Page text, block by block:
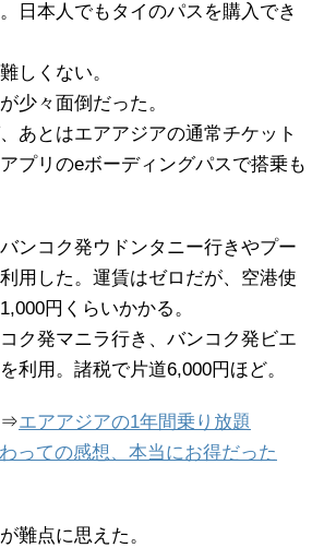
日本人でもタイのパスを購入でき
しくない。
少々面倒だった。
あとはエアアジアの通常チケット
プリのeボーディングパスで搭乗も
ンコク発ウドンタニー行きやプー
用した。運賃はゼロだが、空港使
円くらいかかる。
ク発マニラ行き、バンコク発ビエ
利用。諸税で片道6,000円ほど。
⇒エアアジアの1年間乗り放題
っての感想、本当にお得だった
難点に思えた。